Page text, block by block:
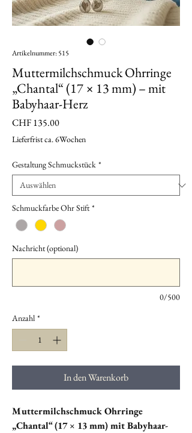
Artikelnummer: 515
Muttermilchschmuck Ohrringe
„Chantal“ (17 × 13 mm) – mit
Babyhaar-Herz
CHF 135.00Preis
Lieferfrist ca. 6Wochen
Gestaltung Schmuckstück *
Schmuckfarbe Ohr Stift *
Nachricht (optional)
0/500
Anzahl *
In den Warenkorb
Muttermilchschmuck Ohrringe
„Chantal“ (17 × 13 mm) mit Babyhaar-